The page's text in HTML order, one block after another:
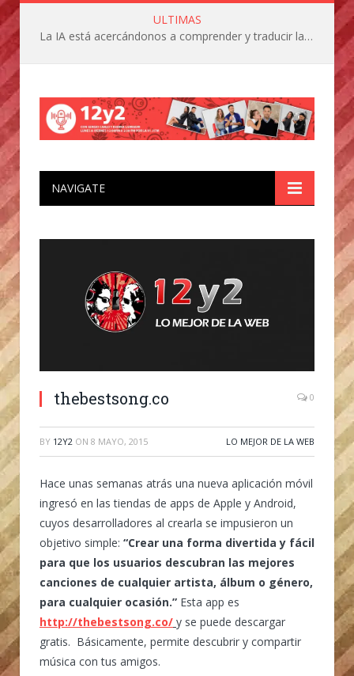
ULTIMAS
La IA está acercándonos a comprender y traducir las vocalizaciones y comportamientos de nuestras mascotas
NAVIGATE
thebestsong.co 0
BY 12Y2 ON 8 MAYO, 2015 LO MEJOR DE LA WEB
Hace unas semanas atrás una nueva aplicación móvil
ingresó en las tiendas de apps de Apple y Android,
cuyos desarrolladores al crearla se impusieron un
objetivo simple: “Crear una forma divertida y fácil
para que los usuarios descubran las mejores
canciones de cualquier artista, álbum o género,
para cualquier ocasión.” Esta app es
http://thebestsong.co/ y se puede descargar
gratis. Básicamente, permite descubrir y compartir
música con tus amigos.